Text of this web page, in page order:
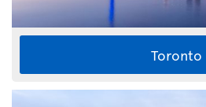
Toronto